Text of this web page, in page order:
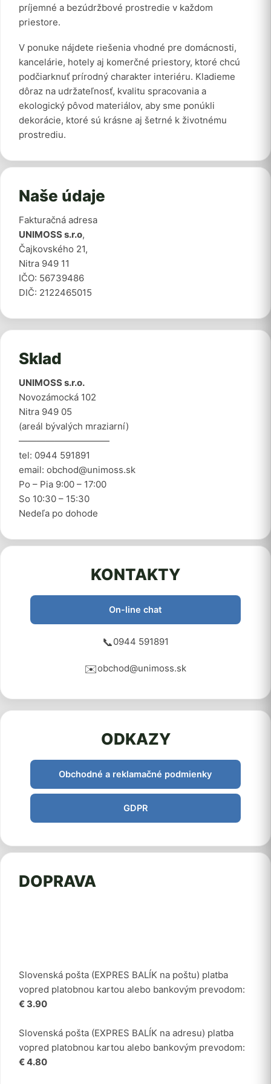
príjemné a bezúdržbové prostredie v každom
priestore.
V ponuke nájdete riešenia vhodné pre domácnosti,
kancelárie, hotely aj komerčné priestory, ktoré chcú
podčiarknuť prírodný charakter interiéru. Kladieme
dôraz na udržateľnosť, kvalitu spracovania a
ekologický pôvod materiálov, aby sme ponúkli
dekorácie, ktoré sú krásne aj šetrné k životnému
prostrediu.
Naše údaje
Fakturačná adresa
UNIMOSS s.r.o,
Čajkovského 21,
Nitra 949 11
IČO: 56739486
DIČ: 2122465015
Sklad
UNIMOSS s.r.o.
Novozámocká 102
Nitra 949 05
(areál bývalých mraziarní)
——————————
tel: 0944 591891
email: obchod@unimoss.sk
Po – Pia 9:00 – 17:00
So 10:30 – 15:30
Nedeľa po dohode
KONTAKTY
On-line chat
📞0944 591891
✉️obchod@unimoss.sk
ODKAZY
Obchodné a reklamačné podmienky
GDPR
DOPRAVA
Slovenská pošta (EXPRES BALÍK na poštu) platba
vopred platobnou kartou alebo bankovým prevodom:
€ 3.90
Slovenská pošta (EXPRES BALÍK na adresu) platba
vopred platobnou kartou alebo bankovým prevodom:
€ 4.80